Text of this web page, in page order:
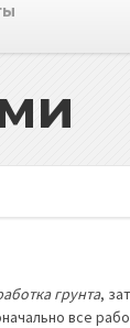
грунта,
все